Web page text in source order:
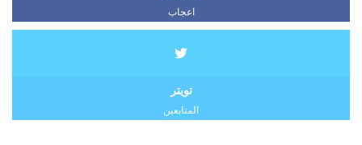
اعجاب
تويتر
المتابعين